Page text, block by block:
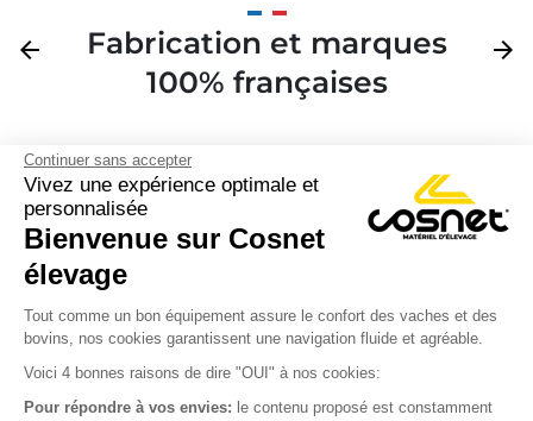
Continuer sans accepter
Vivez une expérience optimale et
personnalisée
Bienvenue sur Cosnet
élevage
Tout comme un bon équipement assure le confort des vaches et des
bovins, nos cookies garantissent une navigation fluide et agréable.
Voici 4 bonnes raisons de dire "OUI" à nos cookies:
Pour répondre à vos envies: le contenu proposé est constamment
Précédent
arrow_back
Fabrication et marques
100% françaises
arrow_forward